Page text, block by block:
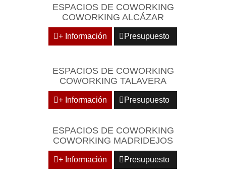
ESPACIOS DE COWORKING
COWORKING ALCÁZAR
+ Información Presupuesto
ESPACIOS DE COWORKING
COWORKING TALAVERA
+ Información Presupuesto
ESPACIOS DE COWORKING
COWORKING MADRIDEJOS
+ Información Presupuesto